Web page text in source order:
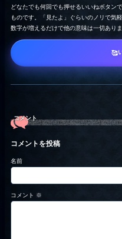
どなたでも何回でも押せるいいねボタン
ものです。「見たよ」ぐらいのノリで気
数字が増えるだけで他の意味は一切あり
🥰
コメント
コメントを投稿
名前
コメント ※